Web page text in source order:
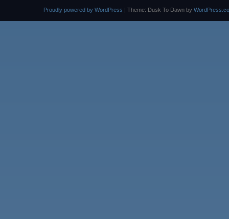
Proudly powered by WordPress | Theme: Dusk To Dawn by